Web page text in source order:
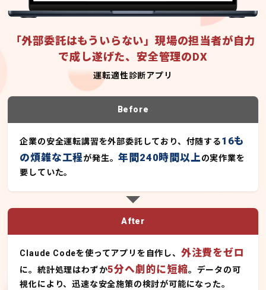
「外部委託はもういらない」現場の担当者が自力
で成し遂げた、安全管理のDX
運転適性診断アプリ
Before
企業の安全運転講習を外部委託しており、付随する16も
の煩雑な工程が発生。年間240時間以上の実作業を
要していた。
After
Claude Codeを使ってアプリを自作し、 外注費をゼロ
に。統計処理はわずか5分へ劇的に短縮。データの可
視化により、迅速な安全施策の検討が可能になった。